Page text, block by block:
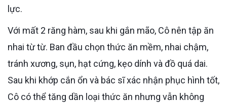
lực.
Với mất 2 răng hàm, sau khi gắn mão, Cô nên tập ăn
nhai từ từ. Ban đầu chọn thức ăn mềm, nhai chậm,
tránh xương, sụn, hạt cứng, kẹo dính và đồ quá dai.
Sau khi khớp cắn ổn và bác sĩ xác nhận phục hình tốt,
Cô có thể tăng dần loại thức ăn nhưng vẫn không